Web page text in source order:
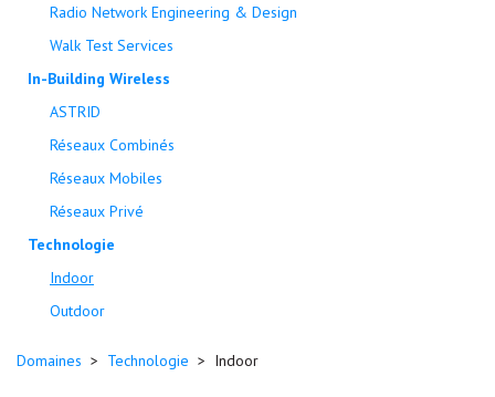
Radio Network Engineering & Design
Walk Test Services
In-Building Wireless
ASTRID
Réseaux Combinés
Réseaux Mobiles
Réseaux Privé
Technologie
Indoor
Outdoor
Domaines > Technologie > Indoor